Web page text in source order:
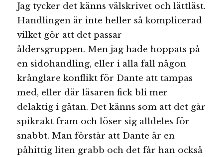
Jag tycker det känns välskrivet och lättläst.
Handlingen är inte heller så komplicerad
vilket gör att det passar
åldersgruppen. Men jag hade hoppats på
en sidohandling, eller i alla fall någon
krånglare konflikt för Dante att tampas
med, eller där läsaren fick bli mer
delaktig i gåtan. Det känns som att det går
spikrakt fram och löser sig alldeles för
snabbt. Man förstår att Dante är en
påhittig liten grabb och det får han också